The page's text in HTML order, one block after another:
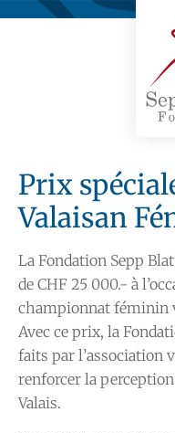
Prix
Valaisan
La Fondation Sepp
de CHF 25 000.- à
championnat féminin
Avec ce prix, la
faits par l’association
renforcer la
Valais.